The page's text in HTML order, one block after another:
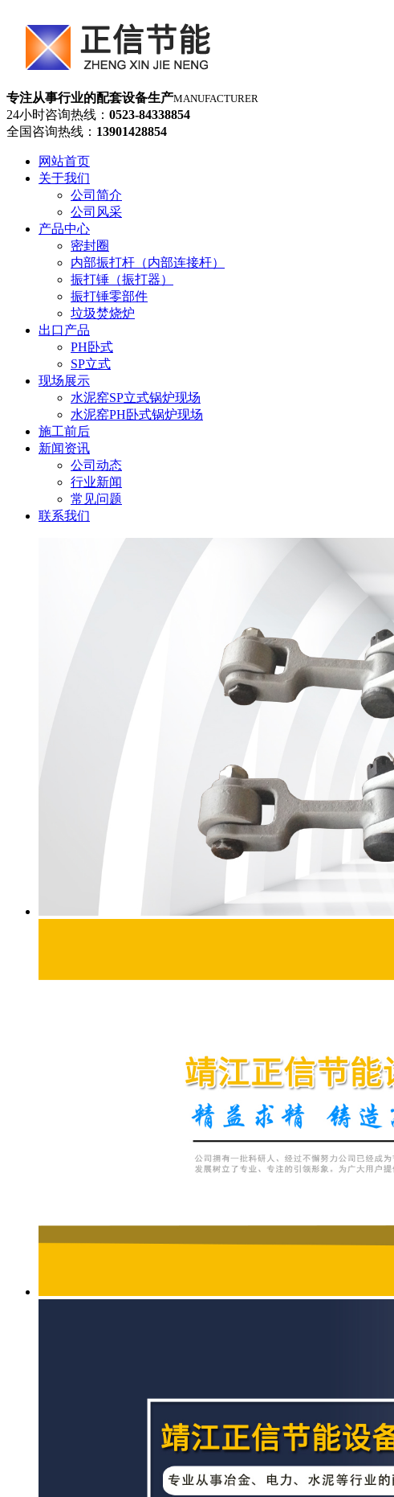
专注从事行业的配套设备生产MANUFACTURER
24小时咨询热线： 0523-84338854
全国咨询热线： 13901428854
网站首页
关于我们
公司简介
公司风采
产品中心
密封圈
内部振打杆（内部连接杆）
振打锤（振打器）
振打锤零部件
垃圾焚烧炉
出口产品
PH卧式
SP立式
现场展示
水泥窑SP立式锅炉现场
水泥窑PH卧式锅炉现场
施工前后
新闻资讯
公司动态
行业新闻
常见问题
联系我们